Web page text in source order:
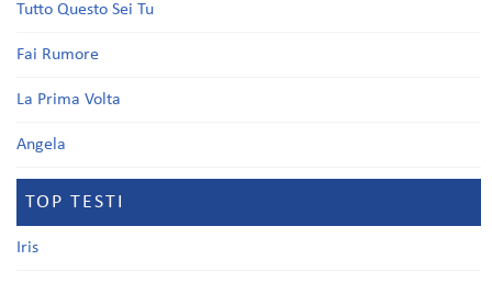
Tutto Questo Sei Tu
Fai Rumore
La Prima Volta
Angela
TOP TESTI
Iris